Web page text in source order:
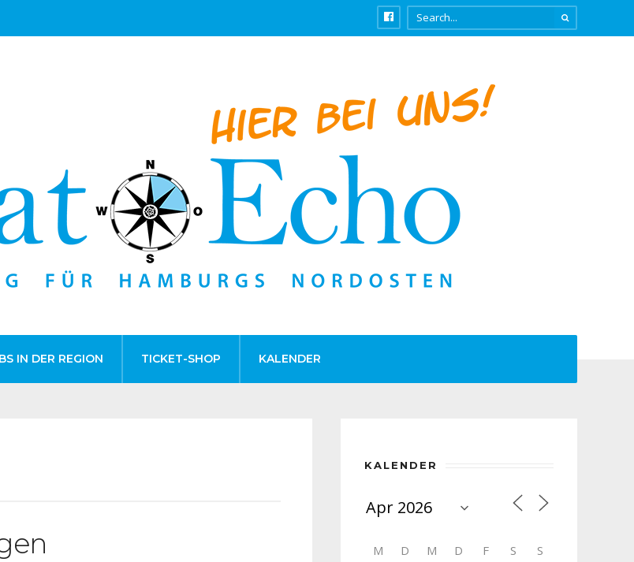
IN DER REGION TICKET-SHOP KALENDER
KALENDER
M D M D F S S